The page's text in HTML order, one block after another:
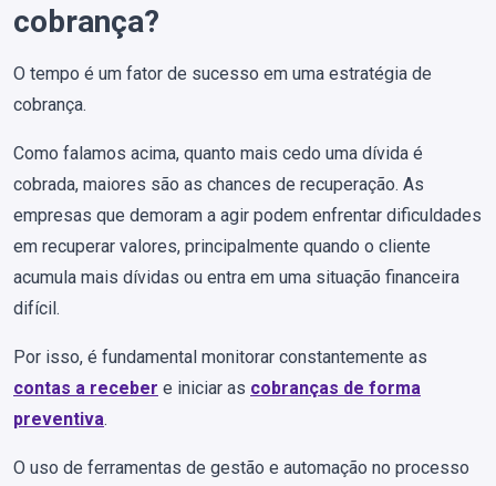
cobrança?
O tempo é um fator de sucesso em uma estratégia de
cobrança.
Como falamos acima, quanto mais cedo uma dívida é
cobrada, maiores são as chances de recuperação. As
empresas que demoram a agir podem enfrentar dificuldades
em recuperar valores, principalmente quando o cliente
acumula mais dívidas ou entra em uma situação financeira
difícil.
Por isso, é fundamental monitorar constantemente as
contas a receber e iniciar as cobranças de forma
preventiva.
O uso de ferramentas de gestão e automação no processo